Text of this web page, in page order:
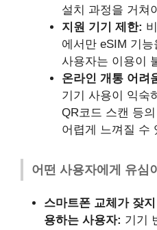
설치 과정을 거쳐
지원 기기 제한:
에서만 eSIM 기
사용자는 이용이
온라인 개통 어려
기기 사용이 익숙
QR코드 스캔 등
어렵게 느껴질 수
어떤 사용자에게 유심
스마트폰 교체가 잦
용하는 사용자: 기기